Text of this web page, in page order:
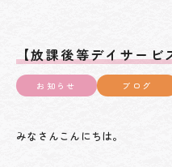
【放課後等デイサー
お知らせ ブログ
みなさんこんにちは。